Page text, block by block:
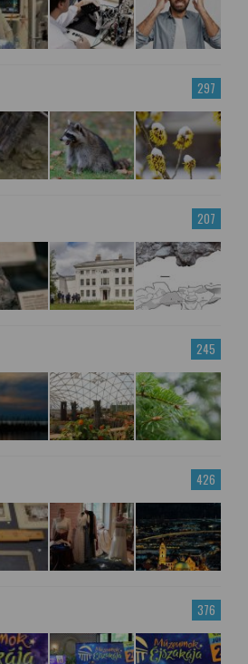
297
207
245
426
376